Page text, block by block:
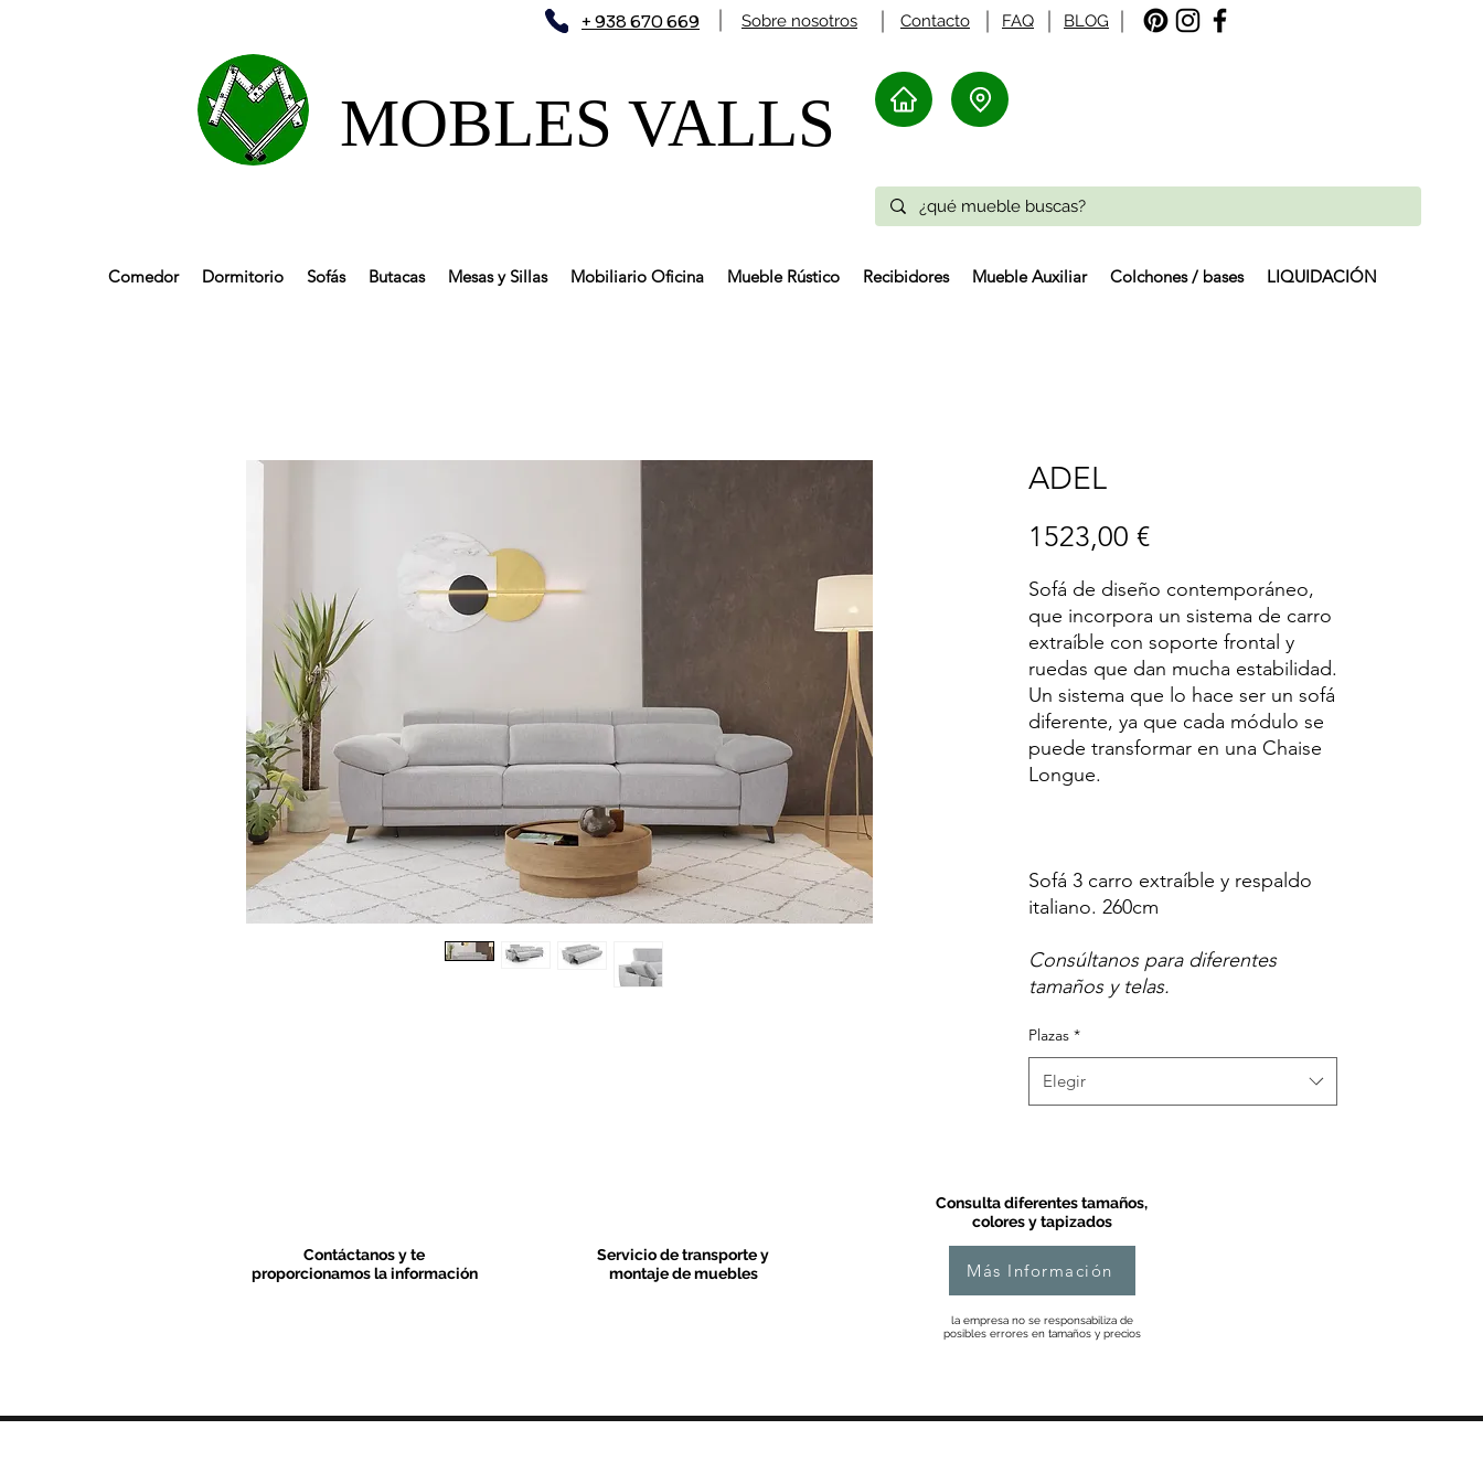
Sobre nosotros FAQ
+ 938 670 669 Contacto BLOG
MOBLES VALLS​
Comedor Dormitorio Sofás Butacas Mesas y Sillas Mobiliario Oficina Mueble Rústico Recibidores Mueble Auxiliar Colchones / bases LIQUIDACIÓN
ADEL
1523,00 €Precio
Sofá de diseño contemporáneo,
que incorpora un sistema de carro
extraíble con soporte frontal y
ruedas que dan mucha estabilidad.
Un sistema que lo hace ser un sofá
diferente, ya que cada módulo se
puede transformar en una Chaise
Longue.
Sofá 3 carro extraíble y respaldo
italiano. 260cm
Consúltanos para diferentes
tamaños y telas.
Plazas *
Elegir
Consulta diferentes tamaños,
colores y tapizados
Contáctanos y te
proporcionamos la información
Servicio de transporte y
montaje de muebles
Más Información
la empresa no se responsabiliza de
posibles errores en tamaños y precios